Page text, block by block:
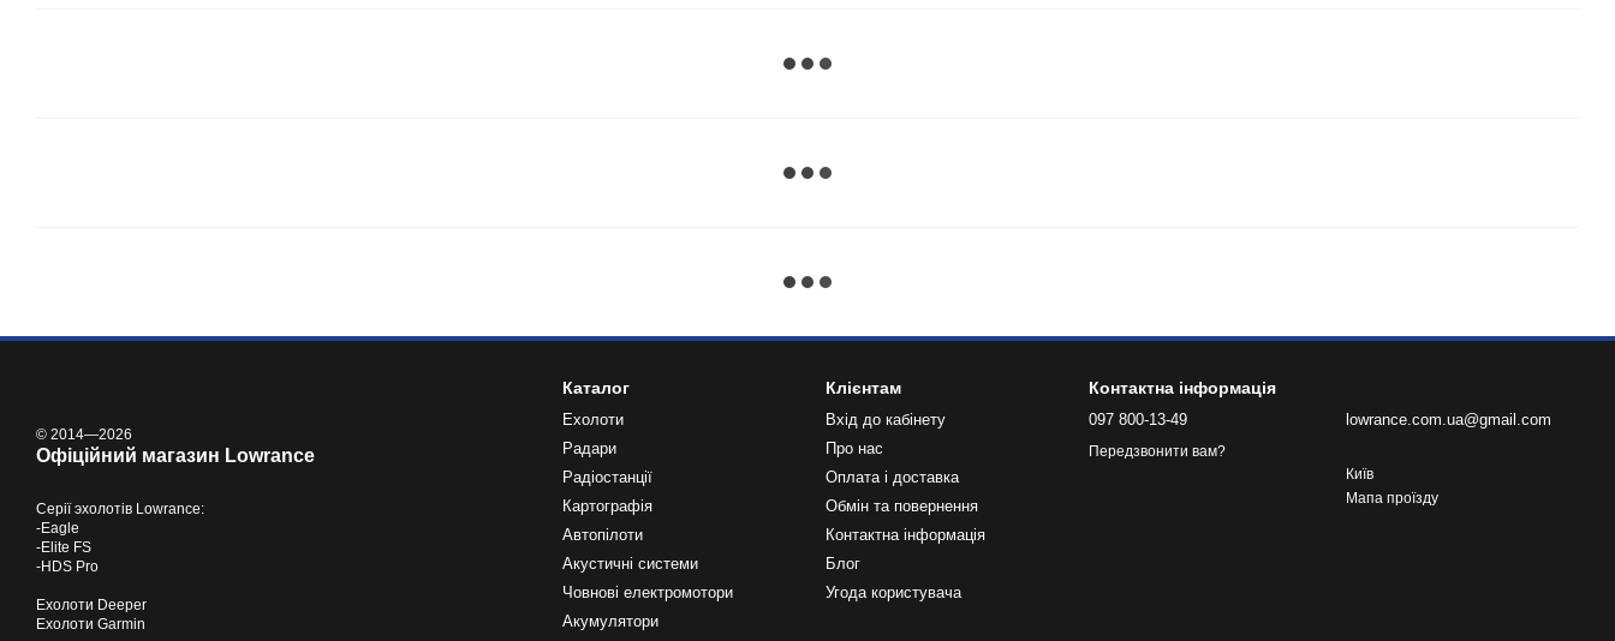
© 2014—2026
Офіційний магазин Lowrance
Серіїэхолотів Lowrance:
-Eagle
-Elite FS
-HDS Pro
Ехолоти Deeper
Ехолоти Garmin
Каталог
Ехолоти
Радари
Радіостанції
Картографія
Автопілоти
Акустичні системи
Човнові електромотори
Акумулятори
Клієнтам
Вхід до кабінету
Про нас
Оплата і доставка
Обмін та повернення
Контактна інформація
Блог
Угода користувача
Контактна інформація
097 800-13-49
Передзвонити вам?
lowrance.com.ua@gmail.com
Київ
Мапа проїзду